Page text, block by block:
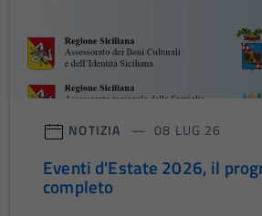
NOTIZIA 08 LUG 26
Eventi d'Estate 2026, il
completo